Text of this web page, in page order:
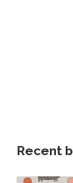
Recent